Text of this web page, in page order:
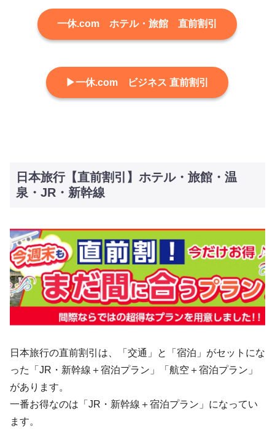
一休.com ホテル・旅館 直前割引
▶一休.com ビジネス 直前割引
日本旅行【直前割引】ホテル・旅館・温
泉・JR・新幹線
日本旅行の直前割引は、「交通」と「宿泊」がセットにな
った「JR・新幹線＋宿泊プラン」「航空＋宿泊プラン」
があります。
一番お得なのは「JR・新幹線＋宿泊プラン」になってい
ます。